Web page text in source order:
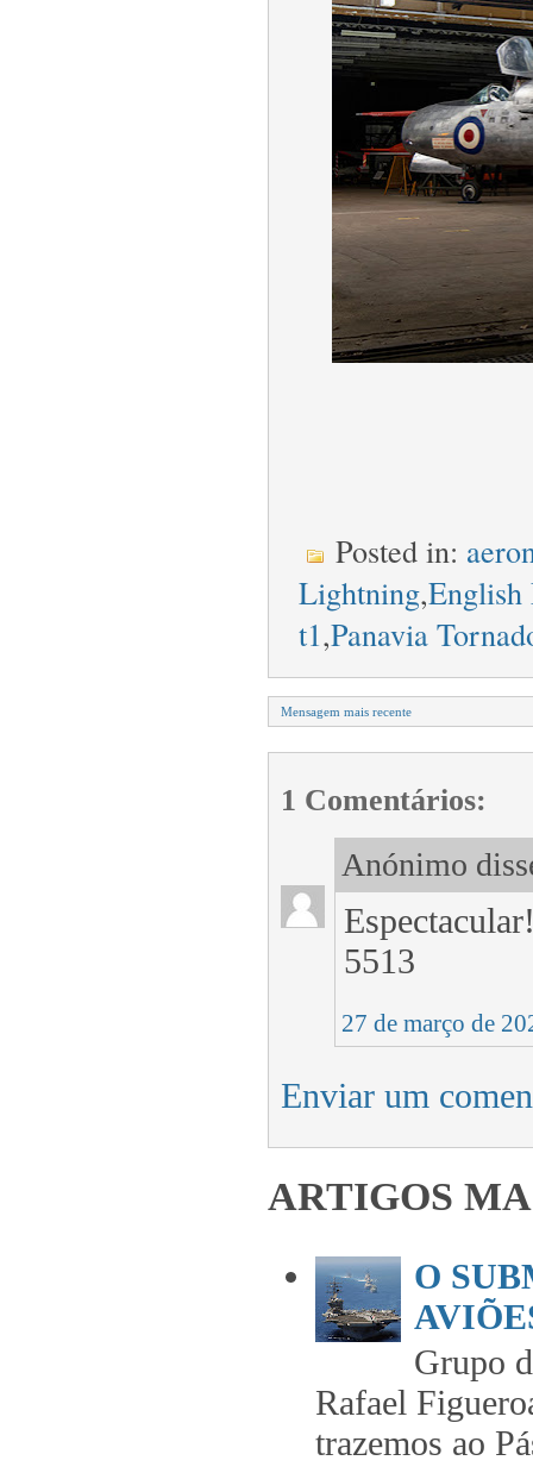
Posted in:
Lightning,English
t1,Panavia
Mensagem mais recente
1 Comentários:
Anónimo
5513
27 de março de
Enviar um
ARTIGOS
O
Grupo
Rafael
trazemos ao